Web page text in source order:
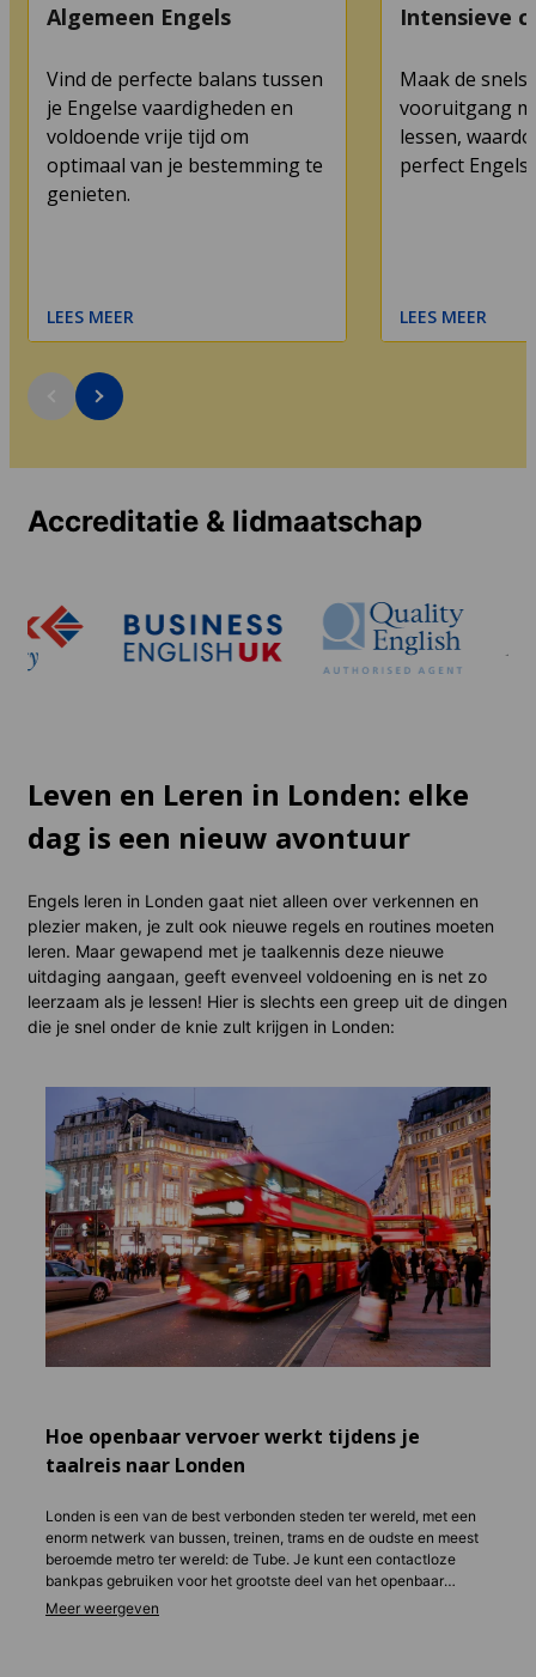
Algemeen Engels
Vind de perfecte balans tussen
je Engelse vaardigheden en
voldoende vrije tijd om
optimaal van je bestemming te
genieten.
LEES MEER
Intensieve
Maak de
vooruitgang
lessen,
perfect Engels
LEES MEER
Accreditatie & lidmaatschap
Leven en Leren in Londen: elke
dag is een nieuw avontuur
Engels leren in Londen gaat niet alleen over verkennen en
plezier maken, je zult ook nieuwe regels en routines moeten
leren. Maar gewapend met je taalkennis deze nieuwe
uitdaging aangaan, geeft evenveel voldoening en is net zo
leerzaam als je lessen! Hier is slechts een greep uit de dingen
die je snel onder de knie zult krijgen in Londen:
Hoe openbaar vervoer werkt tijdens je
taalreis naar Londen
Londen is een van de best verbonden steden ter wereld, met een
enorm netwerk van bussen, treinen, trams en de oudste en meest
beroemde metro ter wereld: de Tube. Je kunt een contactloze
bankpas gebruiken voor het grootste deel van het openbaar
vervoer. Als je echter lang blijft of er veel gebruik van maakt, kun